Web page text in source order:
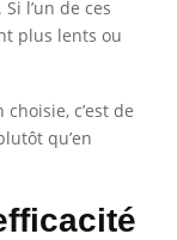
l’un de ces
plus lents ou
c’est de
qu’en